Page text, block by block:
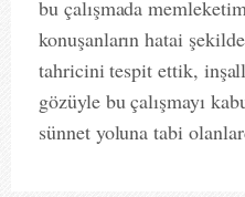
bu çalışmada
konuşanların hatai
tahricini tespit ettik,
gözüyle bu çalışmayı
sünnet yoluna tabi